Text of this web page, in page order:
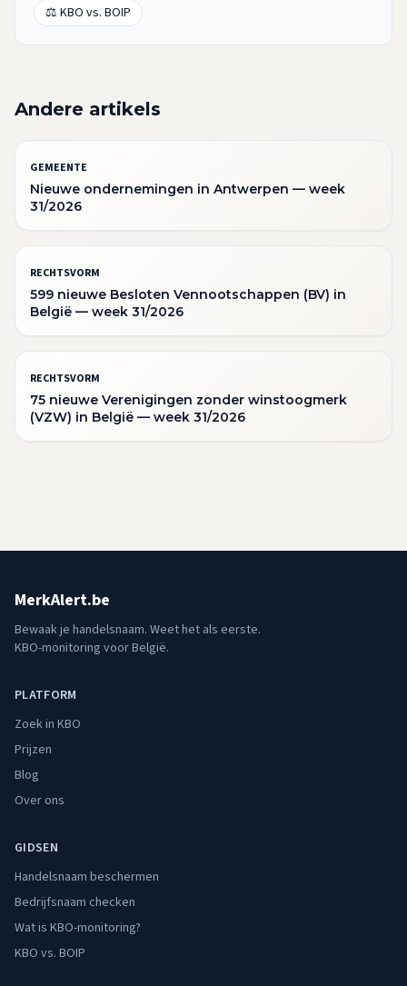
⚖️ KBO vs. BOIP
Andere artikels
GEMEENTE
Nieuwe ondernemingen in Antwerpen — week
31/2026
RECHTSVORM
599 nieuwe Besloten Vennootschappen (BV) in
België — week 31/2026
RECHTSVORM
75 nieuwe Verenigingen zonder winstoogmerk
(VZW) in België — week 31/2026
MerkAlert.be
Bewaak je handelsnaam. Weet het als eerste.
KBO-monitoring voor België.
PLATFORM
Zoek in KBO
Prijzen
Blog
Over ons
GIDSEN
Handelsnaam beschermen
Bedrijfsnaam checken
Wat is KBO-monitoring?
KBO vs. BOIP